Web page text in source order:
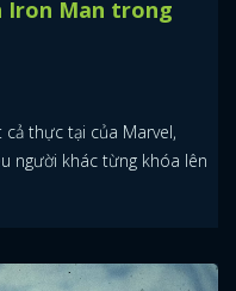
Man trong
thực tại của Marvel,
người khác từng khóa lên